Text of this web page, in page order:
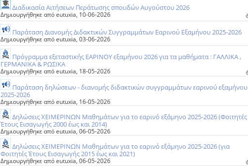
Διαδικασία Αιτήσεων Περάτωσης σπουδών Αυγούστου 2026
Δημιουργήθηκε απόeutuxia‎, 10-06-2026
Παράταση Διανομής Διδακτικών Συγγραμμάτων Εαρινού Εξαμήνου 2025-2026
Δημιουργήθηκε απόeutuxia‎, 03-06-2026
Πρόγραμμα εξεταστικής ΕΑΡΙΝΟΥ εξαμήνου 2026 για τα μαθήματα : ΓΑΛΛΙΚΑ ,
ΓΕΡΜΑΝΙΚΑ & ΡΩΣΙΚΑ
Δημιουργήθηκε απόeutuxia‎, 18-05-2026
Παράταση δηλώσεων - διανομής διδακτικών συγγραμμάτων εαρινού εξαμήνου
2025-2026
Δημιουργήθηκε απόeutuxia‎, 16-05-2026
Δηλώσεις ΧΕΙΜΕΡΙΝΩΝ Μαθημάτων για το εαρινό εξάμηνο 2025-2026 (Φοιτητές
Έτους Εισαγωγής 2000 έως και 2014)
Δημιουργήθηκε απόeutuxia‎, 06-05-2026
Δηλώσεις ΧΕΙΜΕΡΙΝΩΝ Μαθημάτων για το εαρινό εξάμηνο 2025-2026 (για
Φοιτητές Έτους Eισαγωγής 2015 έως και 2021)
Δημιουργήθηκε απόeutuxia‎, 06-05-2026